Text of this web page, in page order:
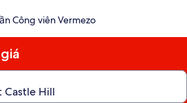
Công viên Vermezo